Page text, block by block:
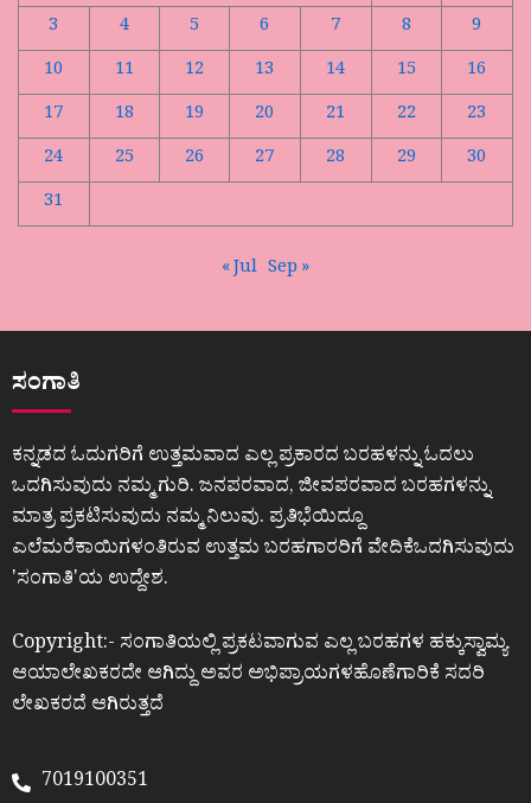
3
4 5 6 7 8
9
10
11 12 13 14 15
16
17
18 19 20 21 22
23
24
25 26 27 28 29
30
31
« Jul Sep »
ಸಂಗಾತಿ
ಕನ್ನಡದ ಓದುಗರಿಗೆ ಉತ್ತಮವಾದ ಎಲ್ಲ ಪ್ರಕಾರದ ಬರಹಳನ್ನು ಓದಲು
ಒದಗಿಸುವುದು ನಮ್ಮ ಗುರಿ. ಜನಪರವಾದ, ಜೀವಪರವಾದ ಬರಹಗಳನ್ನು
ಮಾತ್ರ ಪ್ರಕಟಿಸುವುದು ನಮ್ಮ ನಿಲುವು. ಪ್ರತಿಭೆಯಿದ್ದೂ
ಎಲೆಮರೆಕಾಯಿಗಳಂತಿರುವ ಉತ್ತಮ ಬರಹಗಾರರಿಗೆ ವೇದಿಕೆಒದಗಿಸುವುದು
ʼಸಂಗಾತಿʼಯ ಉದ್ದೇಶ.
Copyright:- ಸಂಗಾತಿಯಲ್ಲಿ ಪ್ರಕಟವಾಗುವ ಎಲ್ಲ ಬರಹಗಳ ಹಕ್ಕುಸ್ವಾಮ್ಯ
ಆಯಾಲೇಖಕರದೇ ಆಗಿದ್ದು ಅವರ ಅಭಿಪ್ರಾಯಗಳಹೊಣೆಗಾರಿಕೆ ಸದರಿ
ಲೇಖಕರದೆ ಆಗಿರುತ್ತದೆ
7019100351